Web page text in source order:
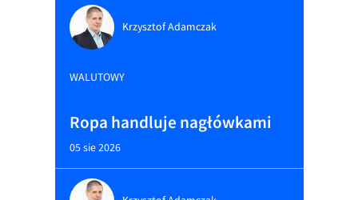
Krzysztof Adamczak
WALUTOWY
Ropa handluje nagłówkami
05 sie 2026